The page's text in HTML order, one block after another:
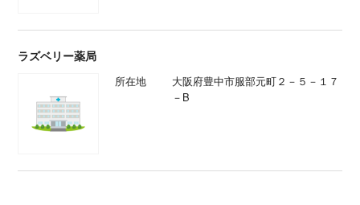
ラズベリー薬局
所在地
大阪府豊中市服部元町２－５－１７
－B